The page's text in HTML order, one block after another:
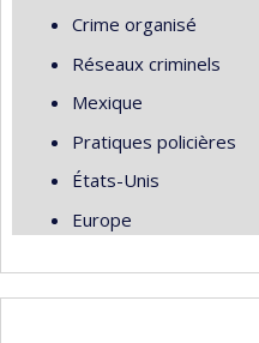
Crime organisé
Réseaux criminels
Mexique
Pratiques policières
États-Unis
Europe